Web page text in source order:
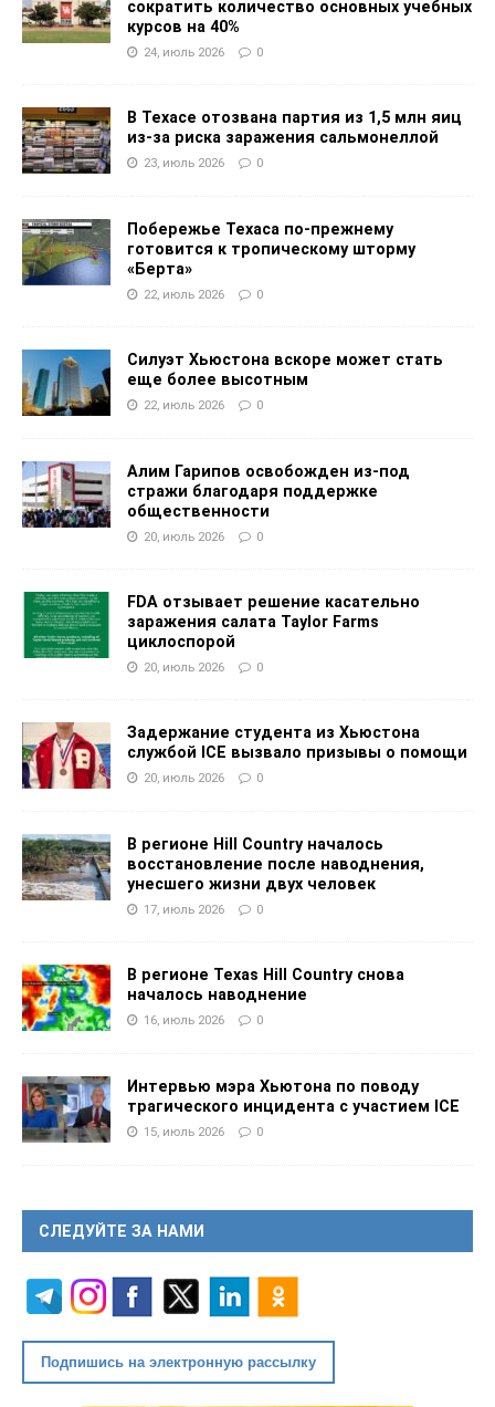
сократить количество основных учебных
курсов на 40%
24, июль 2026 0
В Техасе отозвана партия из 1,5 млн яиц
из-за риска заражения сальмонеллой
23, июль 2026 0
Побережье Техаса по-прежнему
готовится к тропическому шторму
«Берта»
22, июль 2026 0
Силуэт Хьюстона вскоре может стать
еще более высотным
22, июль 2026 0
Алим Гарипов освобожден из-под
стражи благодаря поддержке
общественности
20, июль 2026 0
FDA отзывает решение касательно
заражения салата Taylor Farms
циклоспорой
20, июль 2026 0
Задержание студента из Хьюстона
службой ICE вызвало призывы о помощи
20, июль 2026 0
В регионе Hill Country началось
восстановление после наводнения,
унесшего жизни двух человек
17, июль 2026 0
В регионе Texas Hill Country снова
началось наводнение
16, июль 2026 0
Интервью мэра Хьютона по поводу
трагического инцидента с участием ICE
15, июль 2026 0
СЛЕДУЙТЕ ЗА НАМИ
Подпишись на электронную рассылку